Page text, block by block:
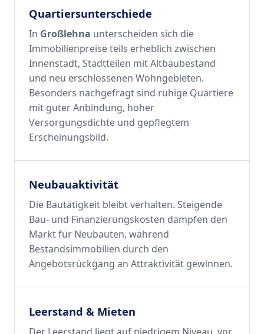
Quartiersunterschiede
In Großlehna unterscheiden sich die
Immobilienpreise teils erheblich zwischen
Innenstadt, Stadtteilen mit Altbaubestand
und neu erschlossenen Wohngebieten.
Besonders nachgefragt sind ruhige Quartiere
mit guter Anbindung, hoher
Versorgungsdichte und gepflegtem
Erscheinungsbild.
Neubauaktivität
Die Bautätigkeit bleibt verhalten. Steigende
Bau- und Finanzierungskosten dämpfen den
Markt für Neubauten, während
Bestandsimmobilien durch den
Angebotsrückgang an Attraktivität gewinnen.
Leerstand & Mieten